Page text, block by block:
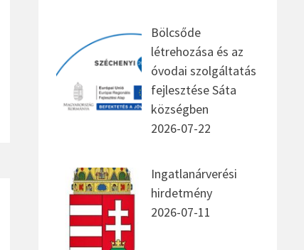
Bölcsőde
létrehozása és az
óvodai szolgáltatás
fejlesztése Sáta
községben
2026-07-22
Ingatlanárverési
hirdetmény
2026-07-11